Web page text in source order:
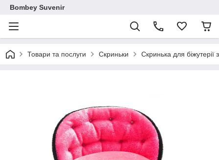
Bombey Suvenir
Товари та послуги Скриньки Скринька для